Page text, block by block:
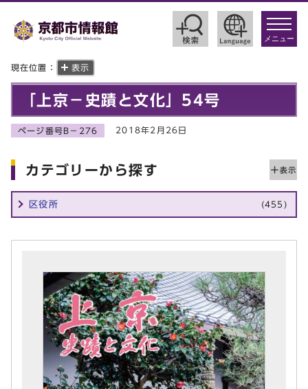
toggle
メニュー
現在位置： 表示
「上京－史蹟と文化」54号
ページ番号B－276 2018年2月26日
カテゴリーから探す
区役所 (455)